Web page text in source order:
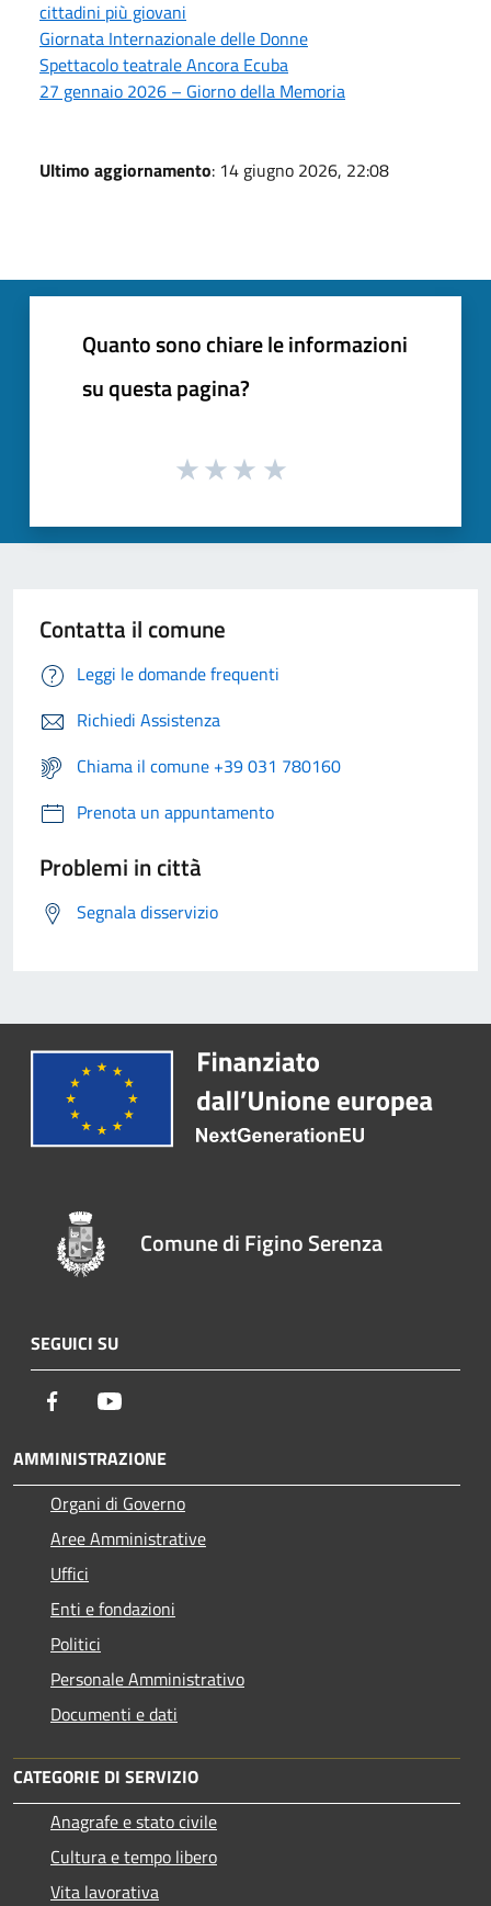
cittadini più giovani
Giornata Internazionale delle Donne
Spettacolo teatrale Ancora Ecuba
27 gennaio 2026 – Giorno della Memoria
Ultimo aggiornamento: 14 giugno 2026, 22:08
Quanto sono chiare le informazioni
su questa pagina?
Contatta il comune
Leggi le domande frequenti
Richiedi Assistenza
Chiama il comune +39 031 780160
Prenota un appuntamento
Problemi in città
Segnala disservizio
Comune di Figino Serenza
SEGUICI SU
Facebook
AMMINISTRAZIONE
Organi di Governo
Aree Amministrative
Uffici
Enti e fondazioni
Politici
Personale Amministrativo
Documenti e dati
CATEGORIE DI SERVIZIO
Anagrafe e stato civile
Cultura e tempo libero
Vita lavorativa